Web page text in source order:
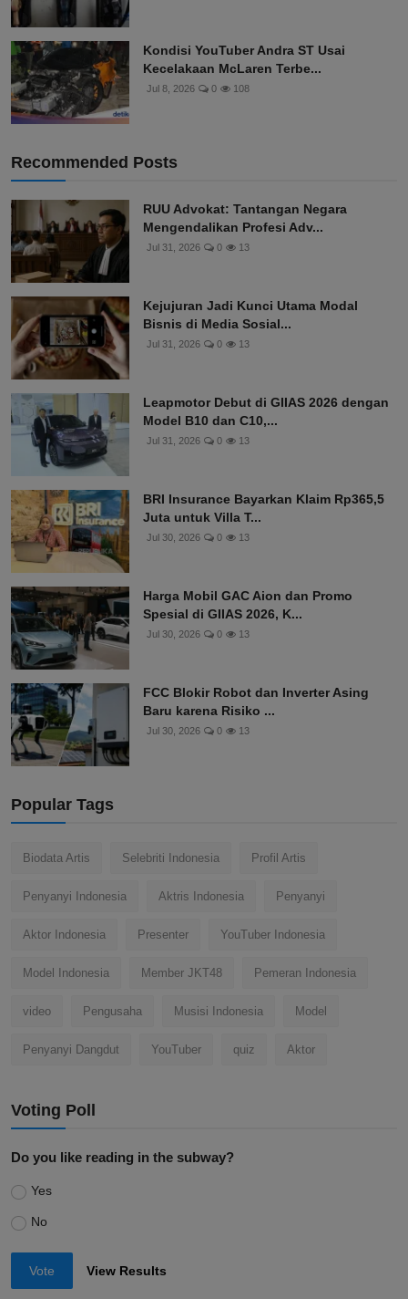
Kondisi YouTuber Andra ST Usai
Kecelakaan McLaren Terbe...
Jul 8, 2026 0 108
Recommended Posts
RUU Advokat: Tantangan Negara
Mengendalikan Profesi Adv...
Jul 31, 2026 0 13
Kejujuran Jadi Kunci Utama Modal
Bisnis di Media Sosial...
Jul 31, 2026 0 13
Leapmotor Debut di GIIAS 2026 dengan
Model B10 dan C10,...
Jul 31, 2026 0 13
BRI Insurance Bayarkan Klaim Rp365,5
Juta untuk Villa T...
Jul 30, 2026 0 13
Harga Mobil GAC Aion dan Promo
Spesial di GIIAS 2026, K...
Jul 30, 2026 0 13
FCC Blokir Robot dan Inverter Asing
Baru karena Risiko ...
Jul 30, 2026 0 13
Popular Tags
Biodata Artis Selebriti Indonesia Profil Artis
Penyanyi Indonesia Aktris Indonesia Penyanyi
Aktor Indonesia Presenter YouTuber Indonesia
Model Indonesia Member JKT48 Pemeran Indonesia
video Pengusaha Musisi Indonesia Model
Penyanyi Dangdut YouTuber quiz Aktor
Voting Poll
Do you like reading in the subway?
Yes
No
Vote View Results